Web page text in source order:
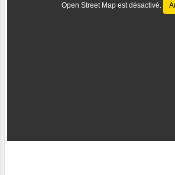
Open Street Map est désactivé.